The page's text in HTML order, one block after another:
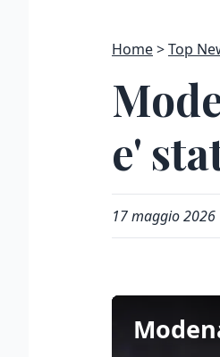
Home Top
e'
17 maggio 2026